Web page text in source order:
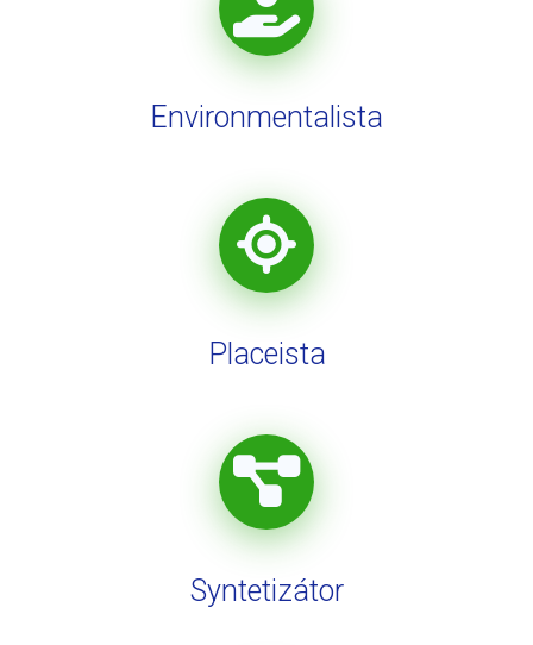
Environmentalista
Placeista
Syntetizátor